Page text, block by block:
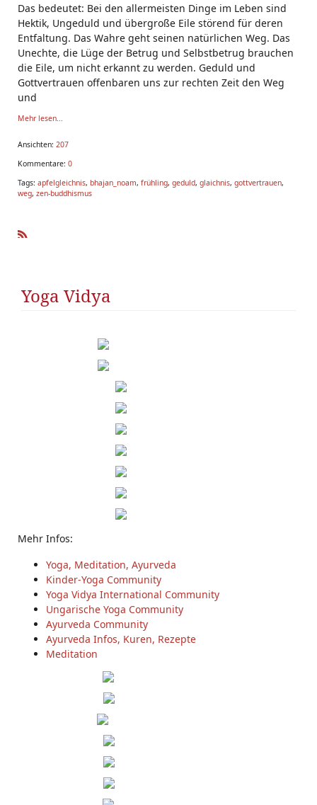
Das bedeutet: Bei den allermeisten Dinge im Leben sind
Hektik, Ungeduld und übergroße Eile störend für deren
Entfaltung. Das Wahre geht seinen natürlichen Weg. Das
Unechte, die Lüge der Betrug und Selbstbetrug brauchen
die Eile, um nicht erkannt zu werden. Geduld und
Gottvertrauen offenbaren uns zur rechten Zeit den Weg
und
Mehr lesen...
Ansichten: 207
Kommentare: 0
Tags: apfelgleichnis, bhajan_noam, frühling, geduld, glaichnis, gottvertrauen,
weg, zen-buddhismus
Yoga Vidya
Mehr Infos:
Yoga, Meditation, Ayurveda
Kinder-Yoga Community
Yoga Vidya International Community
Ungarische Yoga Community
Ayurveda Community
Ayurveda Infos, Kuren, Rezepte
Meditation